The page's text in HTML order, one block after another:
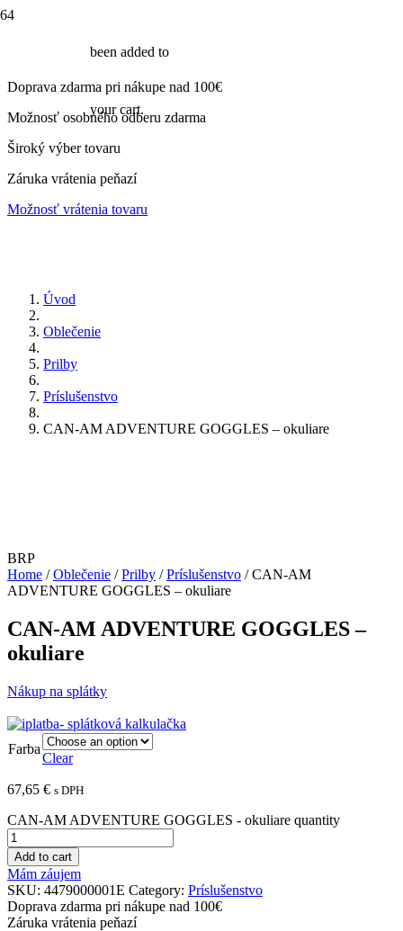
been added to
your cart.
Doprava zdarma pri nákupe nad 100€
Možnosť osobného odberu zdarma
Široký výber tovaru
Záruka vrátenia peňazí
Možnosť vrátenia tovaru
Úvod
Oblečenie
Prilby
Príslušenstvo
CAN-AM ADVENTURE GOGGLES – okuliare
BRP
Home /Oblečenie /Prilby /Príslušenstvo / CAN-AM
ADVENTURE GOGGLES – okuliare
CAN-AM ADVENTURE GOGGLES –
okuliare
Nákup na splátky
Farba
Clear
67,65 € s DPH
CAN-AM ADVENTURE GOGGLES - okuliare quantity
Add to cart
Mám záujem
SKU: 4479000001E Category: Príslušenstvo
Doprava zdarma pri nákupe nad 100€
Záruka vrátenia peňazí